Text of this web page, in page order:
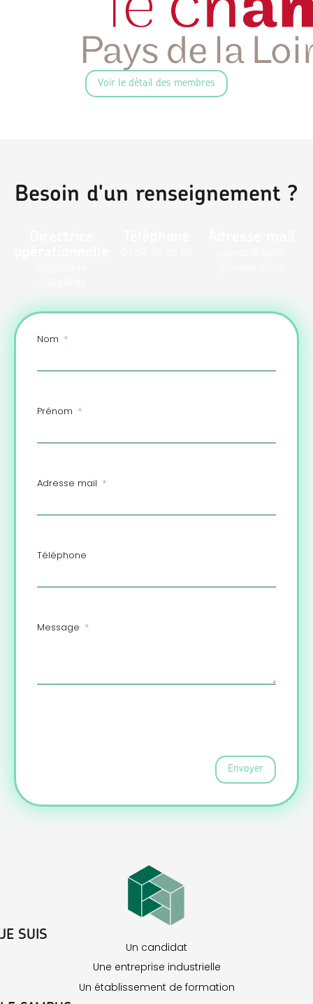
Voir le détail des membres
Besoin d'un renseignement ?
Nom
Prénom
Adresse mail
Téléphone
Message
Envoyer
JE SUIS
Un candidat
Une entreprise industrielle
Un établissement de formation